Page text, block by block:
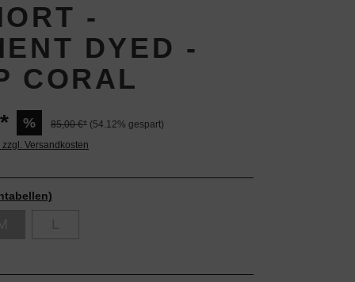
-
DYED -
CORAL
% 85,00 €* (54.12% gespart)
Versandkosten